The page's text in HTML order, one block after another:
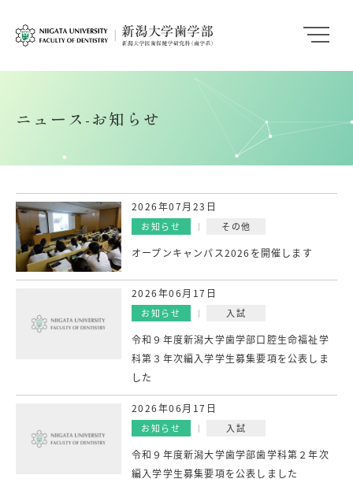
ニュース-お知らせ
2026年07月23日
お知らせ その他
オープンキャンパス2026を開催します
2026年06月17日
お知らせ 入試
令和９年度新潟大学歯学部口腔生命福祉学
科第３年次編入学学生募集要項を公表しま
した
2026年06月17日
お知らせ 入試
令和９年度新潟大学歯学部歯学科第２年次
編入学学生募集要項を公表しました